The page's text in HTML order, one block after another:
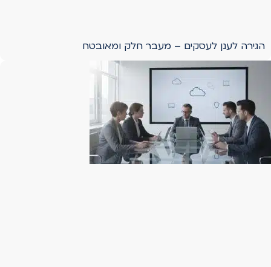
הגירה לענן לעסקים – מעבר חלק ומאובטח